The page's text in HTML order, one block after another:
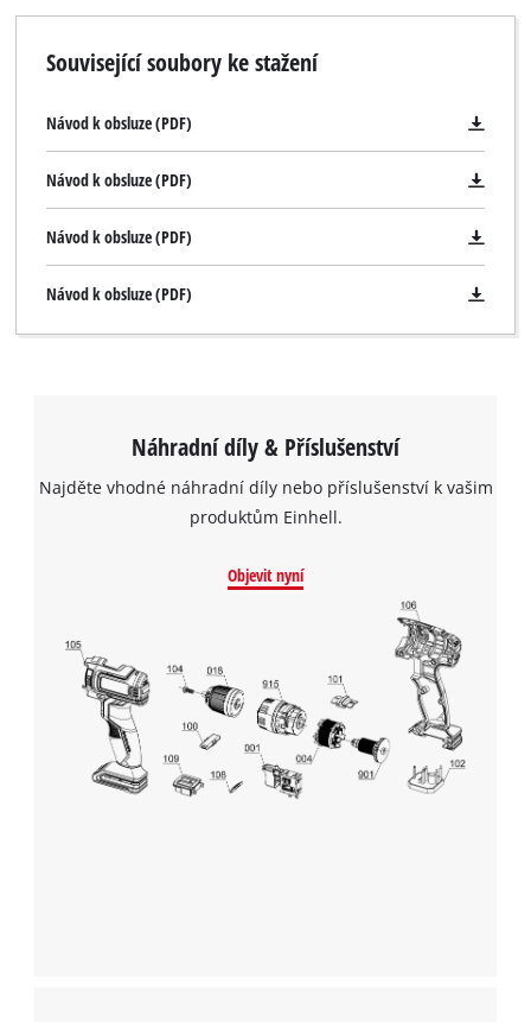
to the list of technologies used.
Powered byUsercentrics Consent
Související soubory ke stažení
Návod k obsluze (PDF)
Návod k obsluze (PDF)
Návod k obsluze (PDF)
Návod k obsluze (PDF)
Náhradní díly & Příslušenství
Najděte vhodné náhradní díly nebo příslušenství k vašim
produktům Einhell.
Objevit nyní